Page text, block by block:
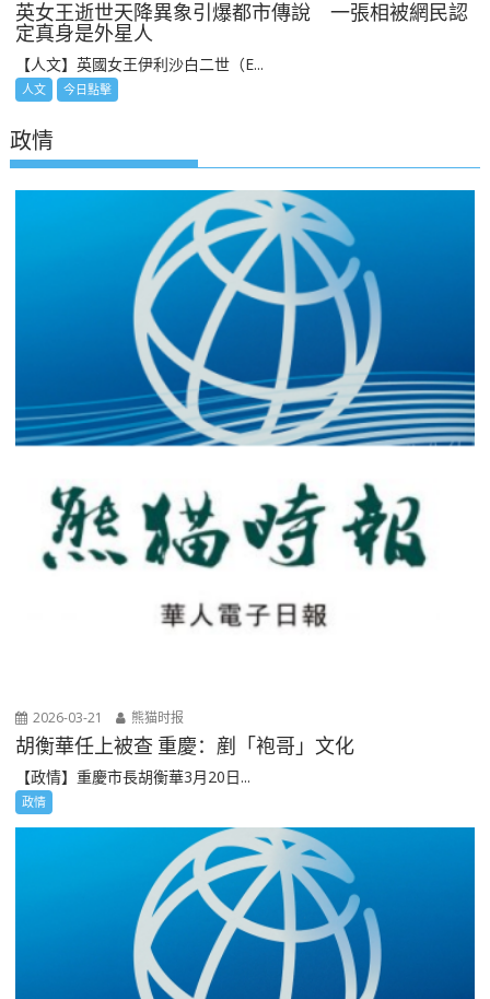
英女王逝世天降異象引爆都市傳說 一張相被網民認
定真身是外星人
【人文】英國女王伊利沙白二世（E...
人文 今日點擊
政情
2026-03-21 熊猫时报
胡衡華任上被查 重慶：剷「袍哥」文化
【政情】重慶市長胡衡華3月20日...
政情